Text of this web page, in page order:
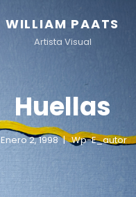
WILLIAM PAATS
Artista Visual
Huellas
Enero 2, 1998 Wp-E_autor